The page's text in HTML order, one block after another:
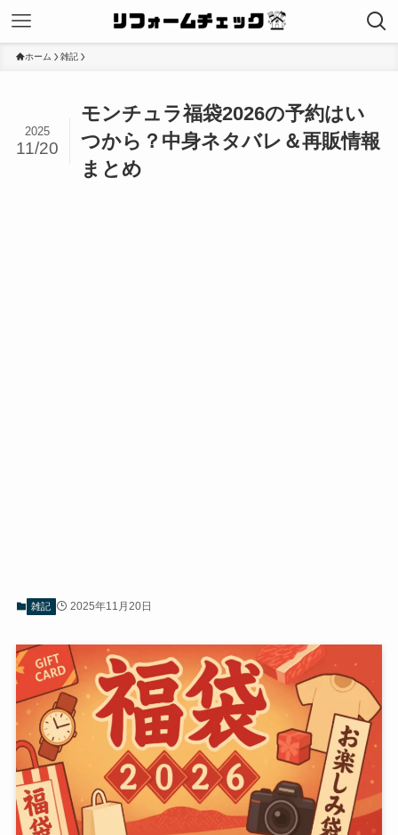
ホーム 雑記
モンチュラ福袋2026の予約はい
つから？中身ネタバレ＆再販情報
まとめ
2025
11/20
雑記 2025年11月20日